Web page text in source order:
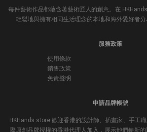
每件藝術作品都蘊含著藝術匠人的創意。在
輕鬆地與擁有相同生活理念的本地和海外愛好者分
服務政策
使用條款
銷售政策
免責聲明
申請品牌帳號
HKHands store 歡迎香港的設計師、插畫家、手工
際原創品牌授權的香港代理人加入，展示他們嶄新